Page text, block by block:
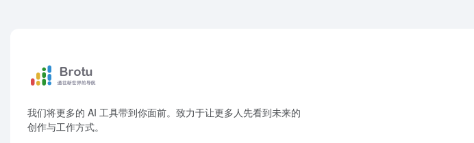
我们将更多的 AI 工具带到你面前。致力于让更多人先看到未来的
创作与工作方式。